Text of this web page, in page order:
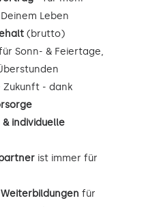
Leben
(brutto)
Sonn- & Feiertage,
- dank
individuelle
ist immer für
für